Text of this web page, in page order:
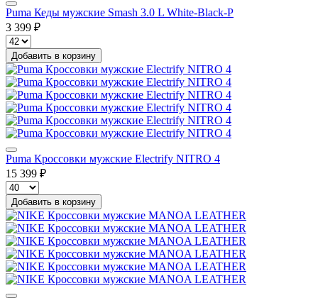
Puma Кеды мужские Smash 3.0 L White-Black-P
3 399 ₽
Добавить в корзину
Puma Кроссовки мужские Electrify NITRO 4
15 399 ₽
Добавить в корзину